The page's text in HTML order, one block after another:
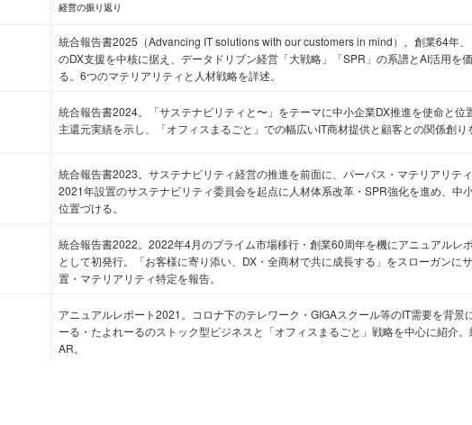
経営の振り返り
統合報告書2025（Advancing IT solutions with our customers in mind）。創業64年
のDX支援を中核に据え、データドリブン経営「大戦略」「SPR」の系譜とAI活用を
る。6つのマテリアリティと人材戦略を詳述。
統合報告書2024。「サステナビリティと〜」をテーマに中小企業DX推進を使命と位
主還元実績を示し、「オフィスまるごと」での幅広いIT商材提供と顧客との関係創り
統合報告書2023。サステナビリティ経営の推進を前面に、パーパス・マテリアリテ
2021年設置のサステナビリティ委員会を起点に人材体系改革・SPR強化を進め、中
位置づける。
統合報告書2022。2022年4月のプライム市場移行・創業60周年を機にアニュアルレ
として初発行。「お客様に寄り添い、DX・全商材で共に成長する」をスローガンに
置・マテリアリティ特定を報告。
アニュアルレポート2021。コロナ下のテレワーク・GIGAスクール等のIT需要を背景
ーる・たよれーるのストック型ビジネスと「オフィスまるごと」戦略を中心に紹介
AR。